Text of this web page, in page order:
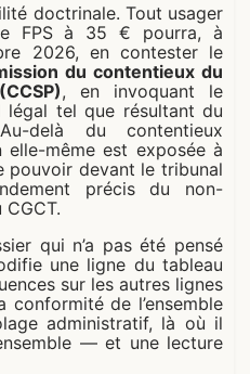
doctrinale. Tout usager
FPS à 35 € pourra, à
2026, en contester le
du contentieux du
, en invoquant le
légal tel que résultant du
delà du contentieux
même est exposée à
pouvoir devant le tribunal
précis du non-
qui n’a pas été pensé
une ligne du tableau
sur les autres lignes
de l’ensemble
administratif, là où il
— et une lecture